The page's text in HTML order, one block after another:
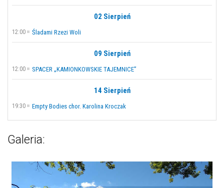
02 Sierpień
12:00 Śladami Rzezi Woli
09 Sierpień
12:00 SPACER „KAMIONKOWSKIE TAJEMNICE”
14 Sierpień
19:30 Empty Bodies chor. Karolina Kroczak
Galeria: